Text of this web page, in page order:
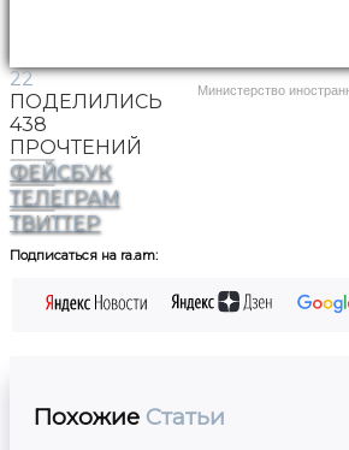
Министерство
22
ПОДЕЛИЛИСЬ
438
ПРОЧТЕНИЙ
ФЕЙСБУК
ТЕЛЕГРАМ
ТВИТТЕР
Подписаться на ra.am:
Похожие Статьи